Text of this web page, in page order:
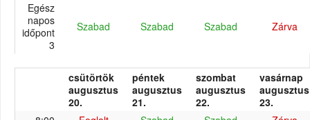
Egész
napos
időpont
3
Szabad Szabad Szabad Zárva
csütörtök
augusztus
20.
péntek
augusztus
21.
szombat
augusztus
22.
vasárnap
augusztus
23.